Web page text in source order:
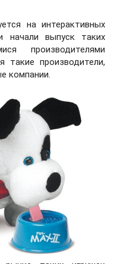
на интерактивных
начали выпуск таких
производителями
такие производители,
компании.